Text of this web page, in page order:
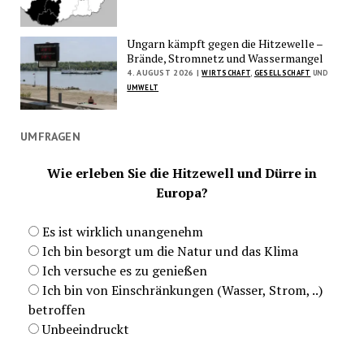
Ungarn kämpft gegen die Hitzewelle –
Brände, Stromnetz und Wassermangel
4. AUGUST 2026 | WIRTSCHAFT GESELLSCHAFT UND
UMWELT
UMFRAGEN
Wie erleben Sie die Hitzewell und Dürre in
Europa?
Es ist wirklich unangenehm
Ich bin besorgt um die Natur und das Klima
Ich versuche es zu genießen
Ich bin von Einschränkungen (Wasser, Strom, ..)
betroffen
Unbeeindruckt